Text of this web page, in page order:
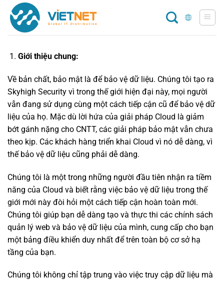
Chuyển
đến
Giới thiệu chung:
Về bản chất, bảo mật là để bảo vệ dữ liệu. Chúng tôi tạo ra
Skyhigh Security vì trong thế giới hiện đại này, mọi người
vẫn đang sử dụng cùng một cách tiếp cận cũ để bảo vệ dữ
liệu của họ. Mặc dù lời hứa của giải pháp Cloud là giảm
bớt gánh nặng cho CNTT, các giải pháp bảo mật vẫn chưa
theo kịp. Các khách hàng triển khai Cloud vì nó dễ dàng, vì
thế bảo vệ dữ liệu cũng phải dễ dàng.
Chúng tôi là một trong những người đầu tiên nhận ra tiềm
năng của Cloud và biết rằng việc bảo vệ dữ liệu trong thế
giới mới này đòi hỏi một cách tiếp cận hoàn toàn mới.
Chúng tôi giúp bạn dễ dàng tạo và thực thi các chính sách
quản lý web và bảo vệ dữ liệu của mình, cung cấp cho bạn
một bảng điều khiển duy nhất để trên toàn bộ cơ sở hạ
tầng của bạn.
Chúng tôi không chỉ tập trung vào việc truy cập dữ liệu mà